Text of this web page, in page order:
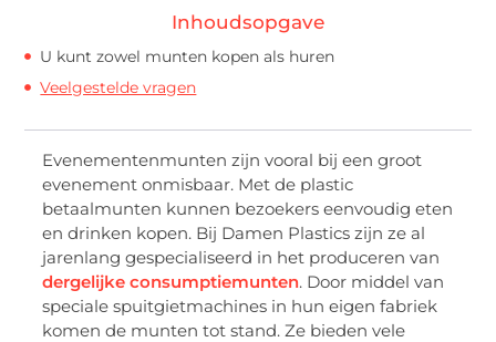
Inhoudsopgave
U kunt zowel munten kopen als huren
Veelgestelde vragen
Evenementenmunten zijn vooral bij een groot
evenement onmisbaar. Met de plastic
betaalmunten kunnen bezoekers eenvoudig eten
en drinken kopen. Bij Damen Plastics zijn ze al
jarenlang gespecialiseerd in het produceren van
dergelijke consumptiemunten. Door middel van
speciale spuitgietmachines in hun eigen fabriek
komen de munten tot stand. Ze bieden vele